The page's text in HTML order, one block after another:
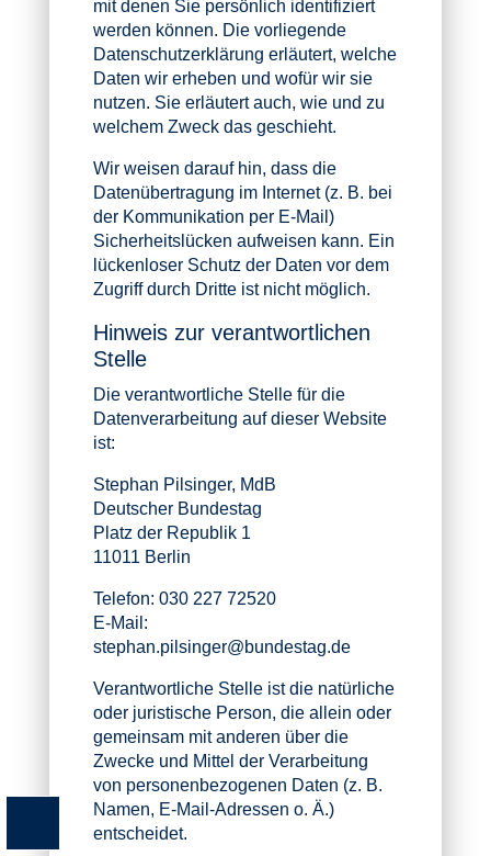
mit denen Sie persönlich identifiziert
werden können. Die vorliegende
Datenschutzerklärung erläutert, welche
Daten wir erheben und wofür wir sie
nutzen. Sie erläutert auch, wie und zu
welchem Zweck das geschieht.
Wir weisen darauf hin, dass die
Datenübertragung im Internet (z. B. bei
der Kommunikation per E-Mail)
Sicherheitslücken aufweisen kann. Ein
lückenloser Schutz der Daten vor dem
Zugriff durch Dritte ist nicht möglich.
Hinweis zur verantwortlichen
Stelle
Die verantwortliche Stelle für die
Datenverarbeitung auf dieser Website
ist:
Stephan Pilsinger, MdB
Deutscher Bundestag
Platz der Republik 1
11011 Berlin
Telefon: 030 227 72520
E-Mail:
stephan.pilsinger@bundestag.de
Verantwortliche Stelle ist die natürliche
oder juristische Person, die allein oder
gemeinsam mit anderen über die
Zwecke und Mittel der Verarbeitung
von personenbezogenen Daten (z. B.
Namen, E-Mail-Adressen o. Ä.)
entscheidet.